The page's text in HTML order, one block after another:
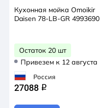
Кухонная мойка Omoikir
Daisen 78-LB-GR 4993690
Остаток 20 шт
Привезем к 12 августа
Россия
27088 q